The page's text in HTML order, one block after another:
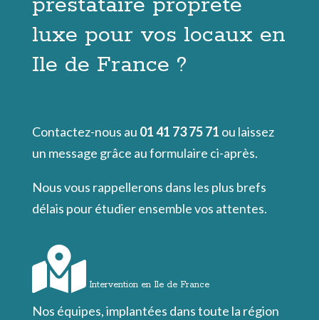
luxe pour vos locaux en
Ile de France ?
Contactez-nous au 01 41 73 75 71 ou laissez
un message grâce au formulaire ci-après.
Nous vous rappellerons dans les plus brefs
délais pour étudier ensemble vos attentes.
Intervention en Ile de France
Nos équipes, implantées dans toute la région